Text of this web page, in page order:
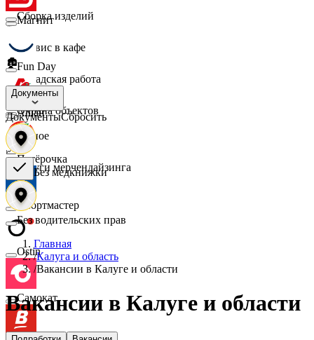
Сборка изделий
☕
Сервис в кафе
🏚️
Складская работа
🛡️
Охрана объектов
🔎
Разное
📈
Услуги мерчендайзинга
Магнит
Fun Day
Ашан
Пятёрочка
Спортмастер
Ostin
Самокат
Документы
ДокументыСбросить
Без медкнижки
Без водительских прав
Главная
/Калуга и область
/Вакансии в Калуге и области
Вакансии в Калуге и области